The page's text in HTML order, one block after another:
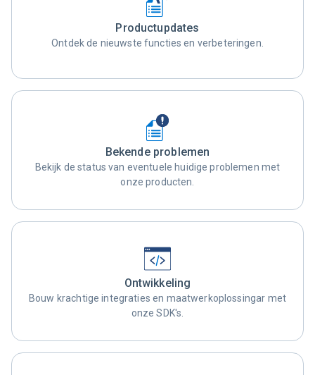
Productupdates
Ontdek de nieuwste functies en verbeteringen.
Bekende problemen
Bekijk de status van eventuele huidige problemen met
onze producten.
Ontwikkeling
Bouw krachtige integraties en maatwerkoplossingar met
onze SDK's.